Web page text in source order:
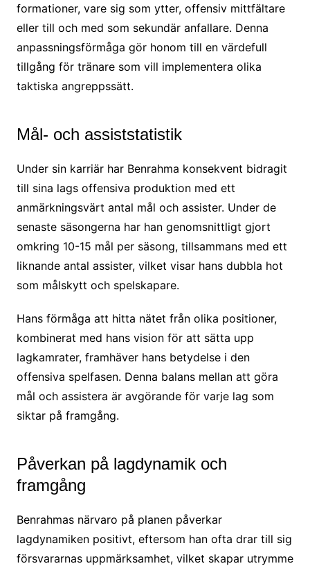
formationer, vare sig som ytter, offensiv mittfältare
eller till och med som sekundär anfallare. Denna
anpassningsförmåga gör honom till en värdefull
tillgång för tränare som vill implementera olika
taktiska angreppssätt.
Mål- och assiststatistik
Under sin karriär har Benrahma konsekvent bidragit
till sina lags offensiva produktion med ett
anmärkningsvärt antal mål och assister. Under de
senaste säsongerna har han genomsnittligt gjort
omkring 10-15 mål per säsong, tillsammans med ett
liknande antal assister, vilket visar hans dubbla hot
som målskytt och spelskapare.
Hans förmåga att hitta nätet från olika positioner,
kombinerat med hans vision för att sätta upp
lagkamrater, framhäver hans betydelse i den
offensiva spelfasen. Denna balans mellan att göra
mål och assistera är avgörande för varje lag som
siktar på framgång.
Påverkan på lagdynamik och
framgång
Benrahmas närvaro på planen påverkar
lagdynamiken positivt, eftersom han ofta drar till sig
försvararnas uppmärksamhet, vilket skapar utrymme